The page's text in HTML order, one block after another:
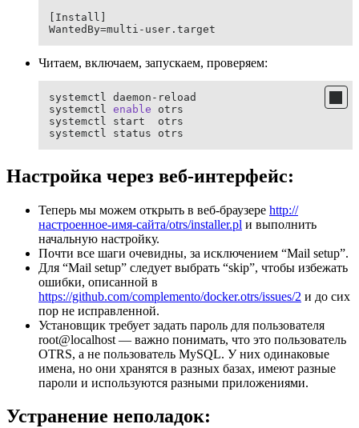
[Install]
WantedBy=multi-user.target
Читаем, включаем, запускаем, проверяем:
systemctl daemon-reload
systemctl enable otrs
systemctl start  otrs
systemctl status otrs
Настройка через веб-интерфейс:
Теперь мы можем открыть в веб-браузере http://
настроенное-имя-сайта/otrs/installer.pl и выполнить
начальную настройку.
Почти все шаги очевидны, за исключением “Mail setup”.
Для “Mail setup” следует выбрать “skip”, чтобы избежать
ошибки, описанной в
https://github.com/complemento/docker.otrs/issues/2 и до сих
пор не исправленной.
Установщик требует задать пароль для пользователя
root@localhost — важно понимать, что это пользователь
OTRS, а не пользователь MySQL. У них одинаковые
имена, но они хранятся в разных базах, имеют разные
пароли и используются разными приложениями.
Устранение неполадок: